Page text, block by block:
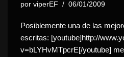
por viperEF 06/01/2009
Posiblemente una de las
escritas: [youtube]http://
v=bLYHvMTpcrE[/youtube]